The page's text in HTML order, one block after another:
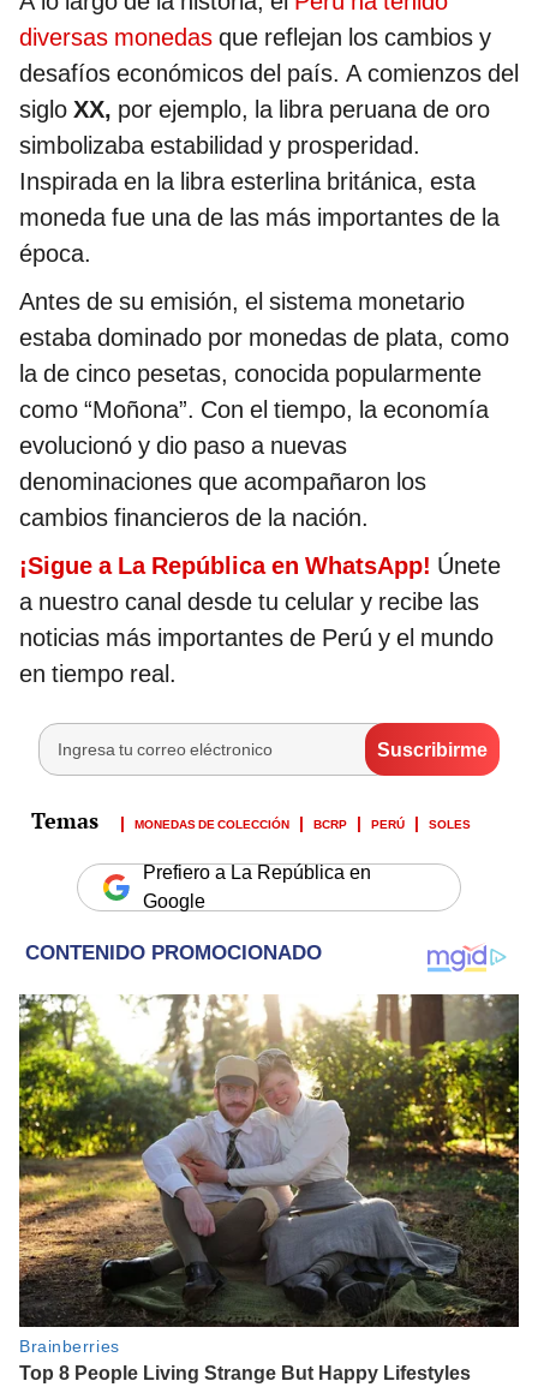
diversas monedas que reflejan los cambios y
desafíos económicos del país. A comienzos del
siglo XX, por ejemplo, la libra peruana de oro
simbolizaba estabilidad y prosperidad.
Inspirada en la libra esterlina británica, esta
moneda fue una de las más importantes de la
época.
Antes de su emisión, el sistema monetario
estaba dominado por monedas de plata, como
la de cinco pesetas, conocida popularmente
como “Moñona”. Con el tiempo, la economía
evolucionó y dio paso a nuevas
denominaciones que acompañaron los
cambios financieros de la nación.
¡Sigue a La República en WhatsApp! Únete
a nuestro canal desde tu celular y recibe las
noticias más importantes de Perú y el mundo
en tiempo real.
MONEDAS DE COLECCIÓN BCRP PERÚ SOLES
Prefiero a La República en
Google